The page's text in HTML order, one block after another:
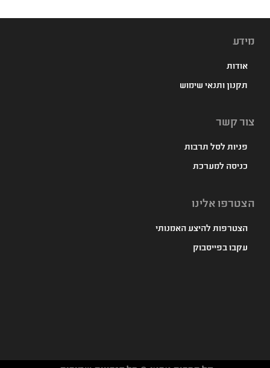
מידע
אודות
תקנון ותנאי שימוש
צור קשר
פניות לסל תרבות
כניסה למערכת
הצטרפו אלינו
הצטרפות להיצע האמנותי
עקבו בפייסבוק